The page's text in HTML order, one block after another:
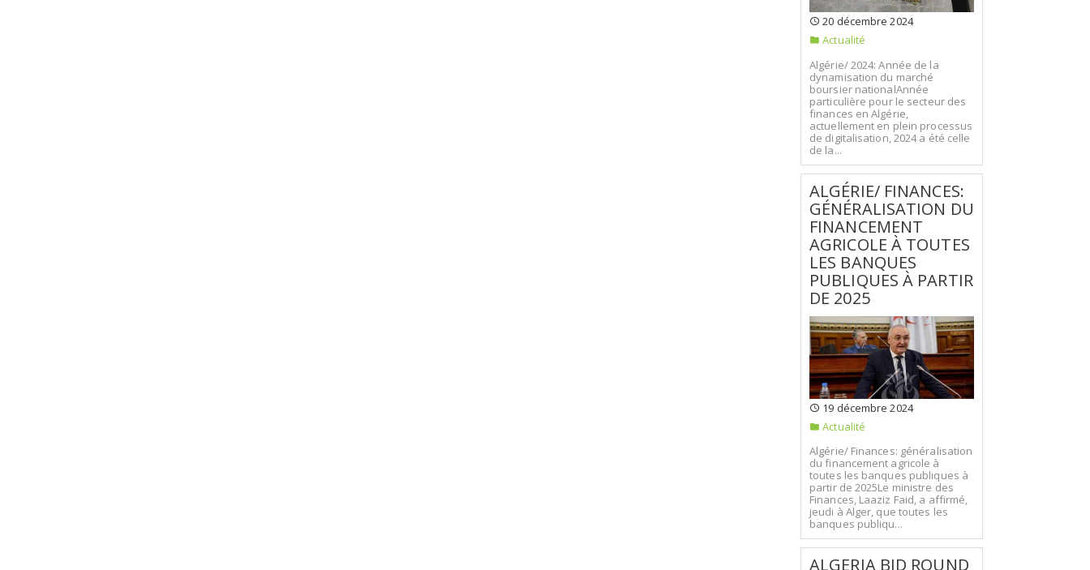
20 décembre 2024
Actualité
Algérie/ 2024: Année de la
dynamisation du marché
boursier nationalAnnée
particulière pour le secteur des
finances en Algérie,
actuellement en plein processus
de digitalisation, 2024 a été celle
de la...
ALGÉRIE/ FINANCES:
GÉNÉRALISATION DU
FINANCEMENT
AGRICOLE À TOUTES
LES BANQUES
PUBLIQUES À PARTIR
DE 2025
19 décembre 2024
Actualité
Algérie/ Finances: généralisation
du financement agricole à
toutes les banques publiques à
partir de 2025Le ministre des
Finances, Laaziz Faid, a affirmé,
jeudi à Alger, que toutes les
banques publiqu...
ALGERIA BID ROUND